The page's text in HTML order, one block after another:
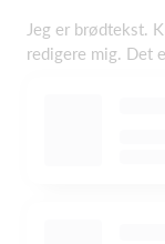
Jeg er brødtekst.
redigere mig. Det